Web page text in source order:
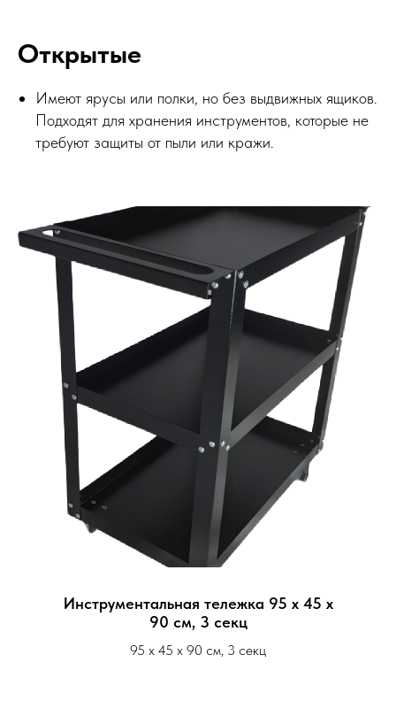
Открытые
Имеют ярусы или полки, но без выдвижных ящиков.
Подходят для хранения инструментов, которые не
требуют защиты от пыли или кражи.
Инструментальная тележка 95 х 45 х
90 см, 3 секц
95 х 45 х 90 см, 3 секц